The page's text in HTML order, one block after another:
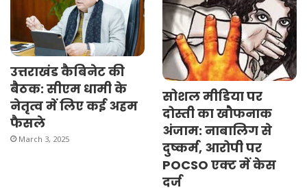
उत्तराखंड कैबिनेट की
बैठक: सीएम धामी के
नेतृत्व में लिए कई अहम
फैसले
March 3, 2025
सोशल मीडिया पर
दोस्ती का खौफनाक
अंजाम: नाबालिग से
दुष्कर्म, आरोपी पर
POCSO एक्ट में केस
दर्ज